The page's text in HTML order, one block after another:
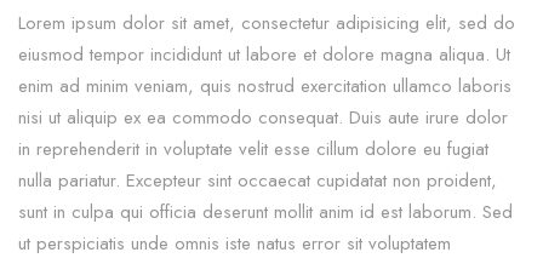
Lorem ipsum dolor sit amet, consectetur adipisicing elit, sed do
eiusmod tempor incididunt ut labore et dolore magna aliqua. Ut
enim ad minim veniam, quis nostrud exercitation ullamco laboris
nisi ut aliquip ex ea commodo consequat. Duis aute irure dolor
in reprehenderit in voluptate velit esse cillum dolore eu fugiat
nulla pariatur. Excepteur sint occaecat cupidatat non proident,
sunt in culpa qui officia deserunt mollit anim id est laborum. Sed
ut perspiciatis unde omnis iste natus error sit voluptatem